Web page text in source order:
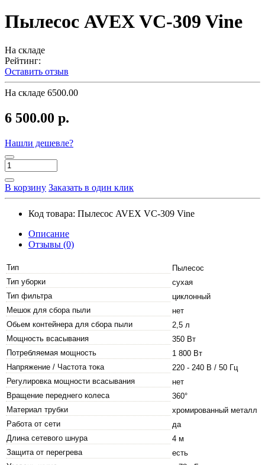
Пылесос AVEX VC-309 Vine
На складе
Рейтинг:
Оставить отзыв
На складе 6500.00
6 500.00 р.
Нашли дешевле?
В корзину Заказать в один клик
Код товара: Пылесос AVEX VC-309 Vine
Описание
Отзывы (0)
Тип
Пылесос
Тип уборки
сухая
Тип фильтра
циклонный
Мешок для сбора пыли
нет
Обьем контейнера для сбора пыли
2,5 л
Мощность всасывания
350 Вт
Потребляемая мощность
1 800 Вт
Напряжение / Частота тока
220 - 240 В / 50 Гц
Регулировка мощности всасывания
нет
Вращение переднего колеса
360°
Материал трубки
хромированный металл
Работа от сети
да
Длина сетевого шнура
4 м
Защита от перегрева
есть